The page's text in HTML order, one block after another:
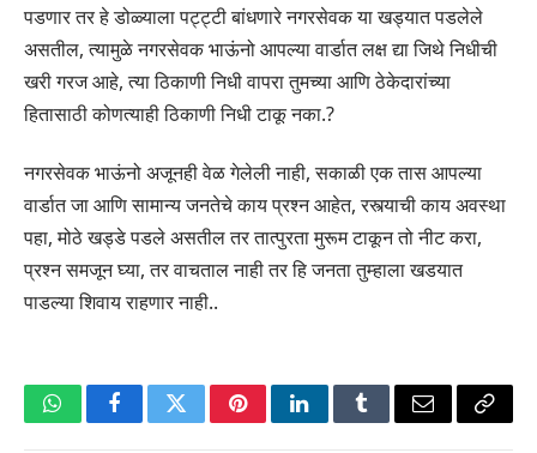
पडणार तर हे डोळ्याला पट्ट्टी बांधणारे नगरसेवक या खड्यात पडलेले
असतील, त्यामुळे नगरसेवक भाऊंनो आपल्या वार्डात लक्ष द्या जिथे निधीची
खरी गरज आहे, त्या ठिकाणी निधी वापरा तुमच्या आणि ठेकेदारांच्या
हितासाठी कोणत्याही ठिकाणी निधी टाकू नका.?
नगरसेवक भाऊंनो अजूनही वेळ गेलेली नाही, सकाळी एक तास आपल्या
वार्डात जा आणि सामान्य जनतेचे काय प्रश्न आहेत, रस्त्याची काय अवस्था
पहा, मोठे खड्डे पडले असतील तर तात्पुरता मुरूम टाकून तो नीट करा,
प्रश्न समजून घ्या, तर वाचताल नाही तर हि जनता तुम्हाला खडयात
पाडल्या शिवाय राहणार नाही..
WhatsAppFacebookTwitterPinterestLinkedInTumblrEmail Copy